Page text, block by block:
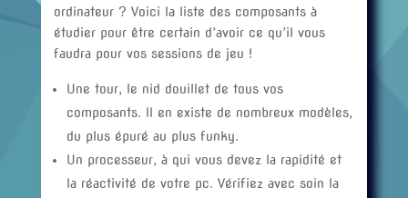
ordinateur ? Voici la liste des composants à
étudier pour être certain d’avoir ce qu’il vous
faudra pour vos sessions de jeu !
Une tour, le nid douillet de tous vos
composants. Il en existe de nombreux modèles,
du plus épuré au plus funky.
Un processeur, à qui vous devez la rapidité et
la réactivité de votre pc. Vérifiez avec soin la